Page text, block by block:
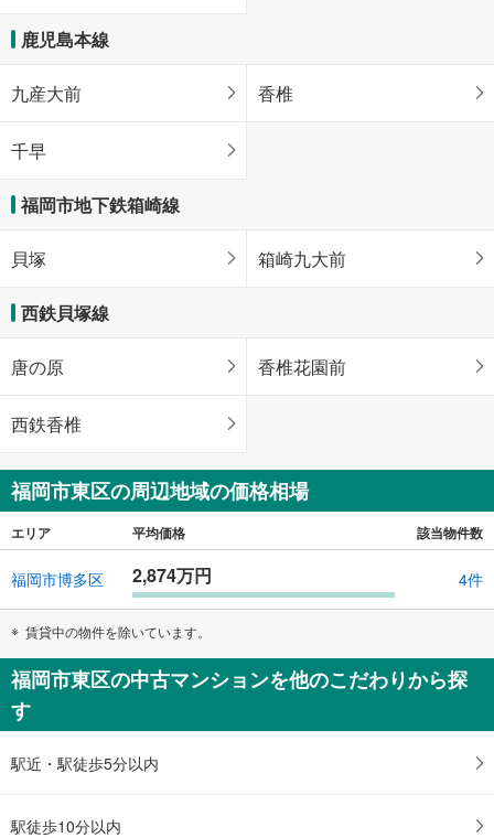
鹿児島本線
九産大前 香椎
千早
福岡市地下鉄箱崎線
貝塚 箱崎九大前
西鉄貝塚線
唐の原 香椎花園前
西鉄香椎
福岡市東区の周辺地域の価格相場
エリア 平均価格 該当物件数
福岡市博多区 2,874万円 4件
賃貸中の物件を除いています。
福岡市東区の中古マンションを他のこだわりから探
す
駅近・駅徒歩5分以内
駅徒歩10分以内